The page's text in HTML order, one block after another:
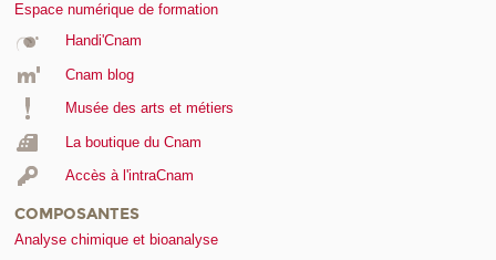
Espace numérique de formation
Handi'Cnam
Cnam blog
Musée des arts et métiers
La boutique du Cnam
Accès à l'intraCnam
COMPOSANTES
Analyse chimique et bioanalyse